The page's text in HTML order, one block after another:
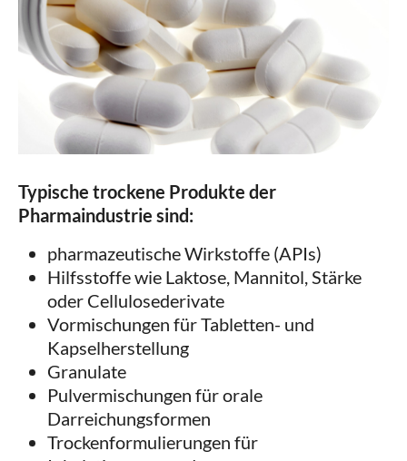
Typische trockene Produkte der
Pharmaindustrie sind:
pharmazeutische Wirkstoffe (APIs)
Hilfsstoffe wie Laktose, Mannitol, Stärke
oder Cellulosederivate
Vormischungen für Tabletten- und
Kapselherstellung
Granulate
Pulvermischungen für orale
Darreichungsformen
Trockenformulierungen für